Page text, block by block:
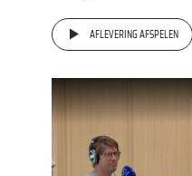
AFLEVERING AFSPELEN